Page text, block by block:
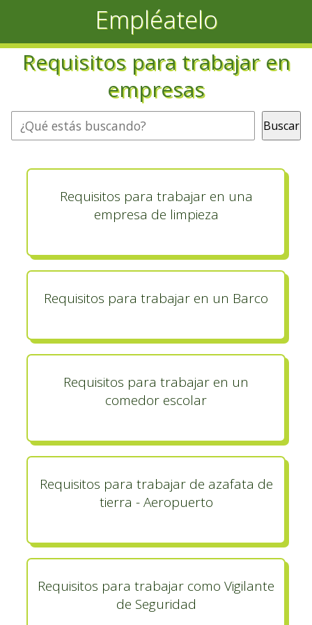
Empléatelo
Requisitos para trabajar en
empresas
Buscar Buscar
Requisitos para trabajar en una
empresa de limpieza
Requisitos para trabajar en un Barco
Requisitos para trabajar en un
comedor escolar
Requisitos para trabajar de azafata de
tierra - Aeropuerto
Requisitos para trabajar como Vigilante
de Seguridad